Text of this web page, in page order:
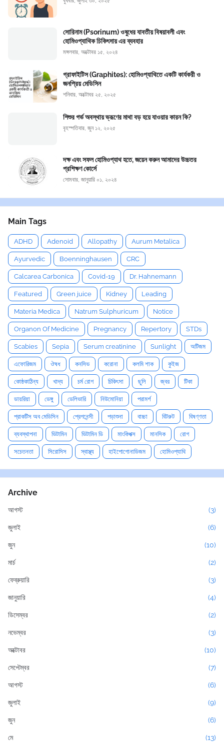
সোরিনাম (Psorinum) ওষুধের যাবতীয় বিষয়াবলী এবং
হোমিওপ্যাথিক চিকিৎসায় এর ব্যবহার
মঙ্গলবার, অক্টোবর ১৫, ২০২৪
গ্রাফাইটিস (Graphites): হোমিওপ্যাথিতে একটি কার্যকরী ও
জনপ্রিয় মেডিসিন
শনিবার, অক্টোবর ২৫, ২০২৫
শিশুর গর্ভ অবস্থায় ভ্রূণের মাথা বড় হয়ে যাওয়ার কারন কি?
বৃহস্পতিবার, জুন ১২, ২০২৫
দক্ষ এবং সফল হোমিওপ্যাথ হতে, জয়েন করুন আমাদের উচ্চতর
প্রশিক্ষণ কোর্সে
সোমবার, জানুয়ারি ০১, ২০২৪
Main Tags
ADHD Adenoid Allopathy Aurum Metalica
Ayurvedic Boenninghausen CRC
Calcarea Carbonica Covid-19 Dr. Hahnemann
Featured Green juice Kidney Leading
Materia Medica Natrum Sulphuricum Notice
Organon Of Medicine Pregnancy Repertory STDs
Scabies Sepia Serum creatinine Sunlight অটিজম
এফোরিজম ঔষধ কনসিভ করোনা কলমি শাক কুইজ
কোষ্ঠকাঠিন্য খাদ্য চর্ম রোগ চিকিৎসা ছুলি জ্বর টিকা
ডায়রিয়া ডেঙ্গু ডেলিভারি নিউমোনিয়া পরামর্শ
প্রাকটিস অব মেডিসিন প্রেগনেন্সী পড়াশুনা বাচ্চা বিটরুট বিষণ্ণতা
ব্যবস্থাপনা ভিটামিন ভিটামিন ডি মাংকিপক্স মানসিক রোগ
সচেতনতা সিরোসিস স্বাস্থ্য হাইপোগোনাডিজম হোমিওপ্যাথি
Archive
আগস্ট (3)
জুলাই (6)
জুন (10)
মার্চ (2)
ফেব্রুয়ারি (3)
জানুয়ারি (4)
ডিসেম্বর (2)
নভেম্বর (3)
অক্টোবর (10)
সেপ্টেম্বর (7)
আগস্ট (6)
জুলাই (9)
জুন (6)
মে (13)